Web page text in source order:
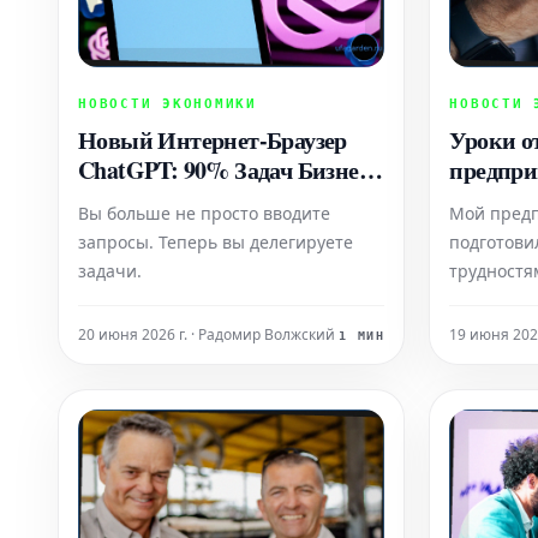
НОВОСТИ ЭКОНОМИКИ
Новый Интернет-Браузер
ChatGPT: 90% Задач Бизнеса
Одного Человека
Автоматизировано (Без
Необходимости Найма)
Вы больше не просто вводите
запросы. Теперь вы делегируете
задачи.
20 июня 2026 г. · Радомир Волжский 1 МИН
НОВОСТИ
Уроки
время
Мой
19 июня